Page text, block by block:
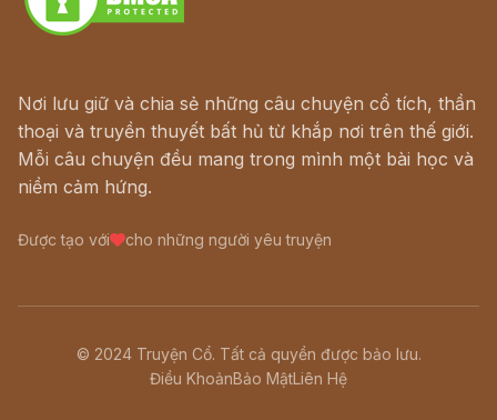
Nơi lưu giữ và chia sẻ những câu chuyện cổ tích, thần
thoại và truyền thuyết bất hủ từ khắp nơi trên thế giới.
Mỗi câu chuyện đều mang trong mình một bài học và
niềm cảm hứng.
Được tạo với cho những người yêu truyện
© 2024 Truyện Cổ. Tất cả quyền được bảo lưu.
Điều KhoảnBảo MậtLiên Hệ